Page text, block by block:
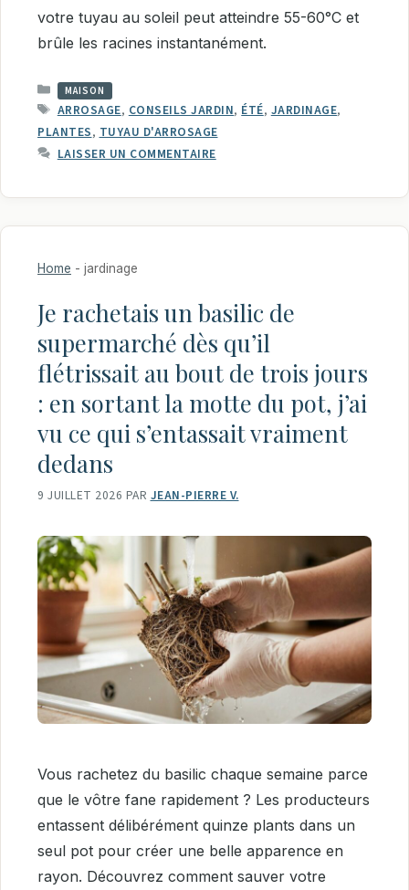
votre tuyau au soleil peut atteindre 55-60°C et
brûle les racines instantanément.
CATÉGORIES
MAISON
ÉTIQUETTES
ARROSAGE, CONSEILS JARDIN, ÉTÉ, JARDINAGE,
PLANTES, TUYAU D'ARROSAGE
LAISSER UN COMMENTAIRE
Home - jardinage
Je rachetais un basilic de
supermarché dès qu’il
flétrissait au bout de trois jours
: en sortant la motte du pot, j’ai
vu ce qui s’entassait vraiment
dedans
9 JUILLET 2026 PAR JEAN-PIERRE V.
Vous rachetez du basilic chaque semaine parce
que le vôtre fane rapidement ? Les producteurs
entassent délibérément quinze plants dans un
seul pot pour créer une belle apparence en
rayon. Découvrez comment sauver votre